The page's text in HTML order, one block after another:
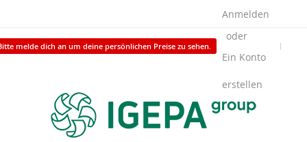
melde dich an um deine persönlichen Preise zu sehen.
Anmelden
Ein Konto
erstellen